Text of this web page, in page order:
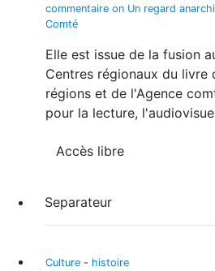
commentaire on Un regard
Comté
Elle est issue de la fusion
Centres régionaux du livre
régions et de l'Agence
pour la lecture,
Accès libre
Separateur
Culture - histoire